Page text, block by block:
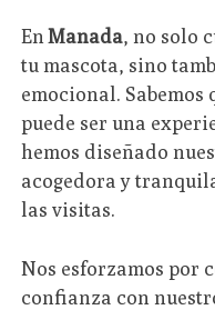
EnManada, no solo
tu mascota, sino
emocional.
puede ser una
hemos diseñado
acogedora y
las visitas.
Nos esforzamos por
confianza con